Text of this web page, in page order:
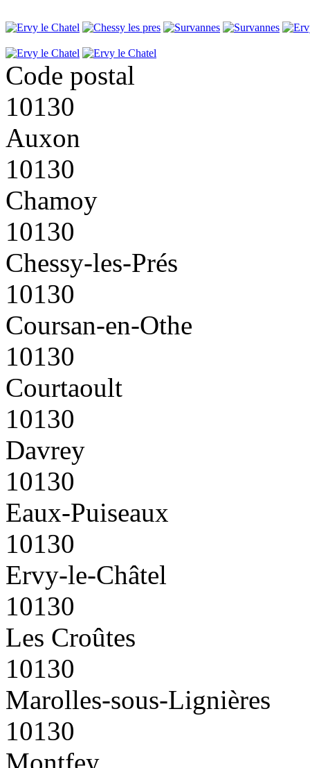
Code postal
10130
Auxon
10130
Chamoy
10130
Chessy-les-Prés
10130
Coursan-en-Othe
10130
Courtaoult
10130
Davrey
10130
Eaux-Puiseaux
10130
Ervy-le-Châtel
10130
Les Croûtes
10130
Marolles-sous-Lignières
10130
Montfey